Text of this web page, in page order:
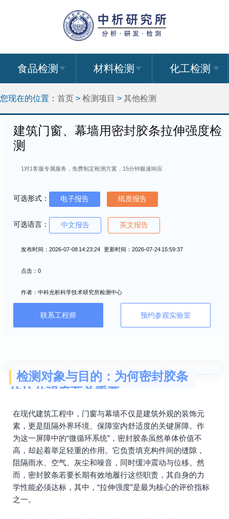
食品检测 材料检测 化工检测
您现在的位置： 首页 > 检测项目 > 其他检测
建筑门窗、幕墙用密封胶条拉伸强度检
测
1对1客服专属服务，免费制定检测方案，15分钟极速响应
可选形式： 电子报告 纸质报告
可选语言： 中文报告 英文报告
发布时间：2026-07-08 14:23:24 更新时间：2026-07-24 15:59:37
点击：0
作者：中科光析科学技术研究所检测中心
联系工程师 预约参观实验室
检测对象与目的：为何密封胶条
的拉伸强度至关重要
在现代建筑工程中，门窗与幕墙不仅是建筑外观的装饰元
素，更是阻隔外界环境、保障室内舒适度的关键屏障。作
为这一屏障中的“微循环系统”，密封胶条虽然单体价值不
高，却起着举足轻重的作用。它负责填充构件间的缝隙，
阻隔雨水、空气、灰尘和噪音，同时缓冲震动与位移。然
而，密封胶条若要长期有效地履行这些职责，其自身的力
学性能必须达标，其中，“拉伸强度”是最为核心的评价指标
之一。